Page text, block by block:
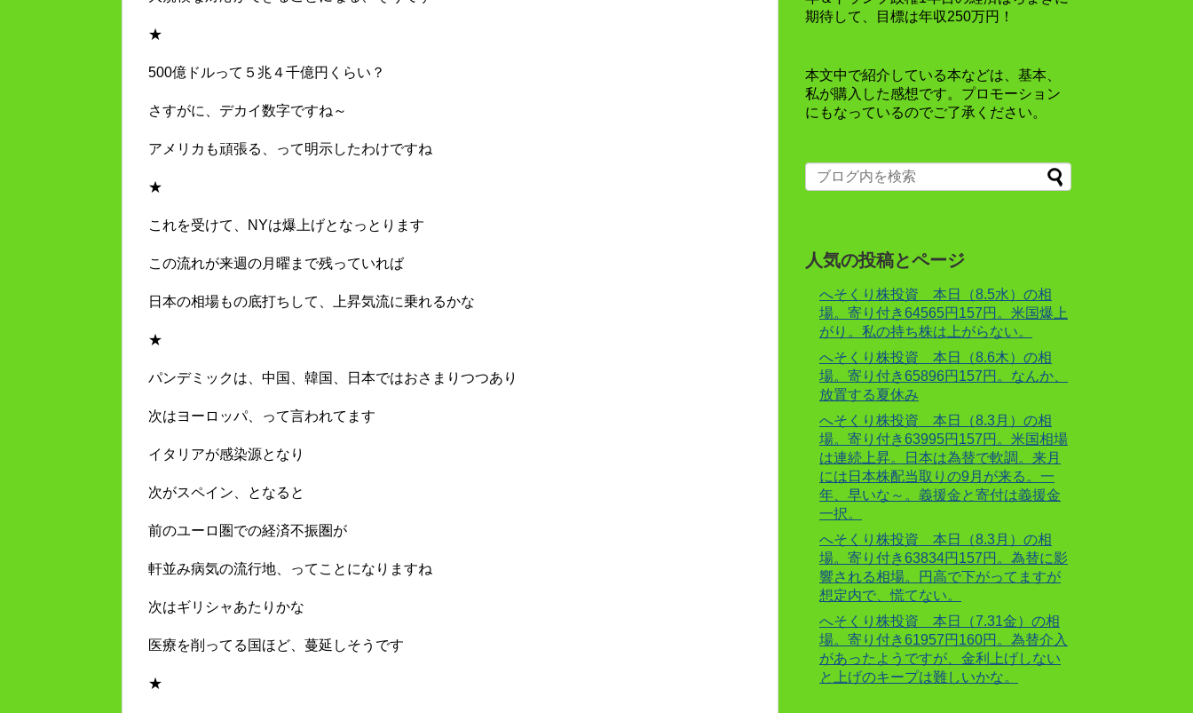
★
500億ドルって５兆４千億円くらい？
さすがに、デカイ数字ですね～
アメリカも頑張る、って明示したわけですね
★
これを受けて、NYは爆上げとなっとります
この流れが来週の月曜まで残っていれば
日本の相場もの底打ちして、上昇気流に乗れるかな
★
パンデミックは、中国、韓国、日本ではおさまりつつあり
次はヨーロッパ、って言われてます
イタリアが感染源となり
次がスペイン、となると
前のユーロ圏での経済不振圏が
軒並み病気の流行地、ってことになりますね
次はギリシャあたりかな
医療を削ってる国ほど、蔓延しそうです
★
期待して、目標は年収250万円！
本文中で紹介している本などは、基本、
私が購入した感想です。プロモーション
にもなっているのでご了承ください。
人気の投稿とページ
へそくり株投資 本日（8.5水）の相
場。寄り付き64565円157円。米国爆上
がり。私の持ち株は上がらない。
へそくり株投資 本日（8.6木）の相
場。寄り付き65896円157円。なんか、
放置する夏休み
へそくり株投資 本日（8.3月）の相
場。寄り付き63995円157円。米国相場
は連続上昇。日本は為替で軟調。来月
には日本株配当取りの9月が来る。一
年、早いな～。義援金と寄付は義援金
一択。
へそくり株投資 本日（8.3月）の相
場。寄り付き63834円157円。為替に影
響される相場。円高で下がってますが
想定内で、慌てない。
へそくり株投資 本日（7.31金）の相
場。寄り付き61957円160円。為替介入
があったようですが、金利上げしない
と上げのキープは難しいかな。